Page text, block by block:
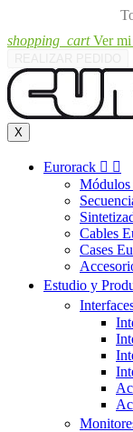
shopping_cart Ver
X
Eurorack  
Cables
Cases
Estudio y